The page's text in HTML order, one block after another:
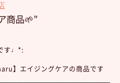
商品🌱”
す♩*:
】エイジングケアの商品です